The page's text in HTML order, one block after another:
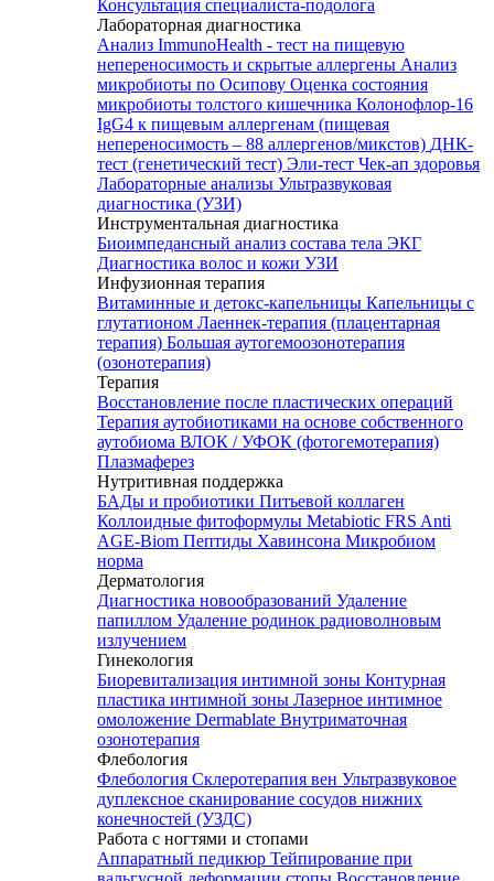
Консультация специалиста-подолога
Лабораторная диагностика
Анализ ImmunoHealth - тест на пищевую
непереносимость и скрытые аллергены Анализ
микробиоты по Осипову Оценка состояния
микробиоты толстого кишечника Колонофлор-16
IgG4 к пищевым аллергенам (пищевая
непереносимость – 88 аллергенов/микстов) ДНК-
тест (генетический тест) Эли-тест Чек-ап здоровья
Лабораторные анализы Ультразвуковая
диагностика (УЗИ)
Инструментальная диагностика
Биоимпедансный анализ состава тела ЭКГ
Диагностика волос и кожи УЗИ
Инфузионная терапия
Витаминные и детокс-капельницы Капельницы с
глутатионом Лаеннек-терапия (плацентарная
терапия) Большая аутогемоозонотерапия
(озонотерапия)
Терапия
Восстановление после пластических операций
Терапия аутобиотиками на основе собственного
аутобиома ВЛОК / УФОК (фотогемотерапия)
Плазмаферез
Нутритивная поддержка
БАДы и пробиотики Питьевой коллаген
Коллоидные фитоформулы Metabiotic FRS Anti
AGE-Biom Пептиды Хавинсона Микробиом
норма
Дерматология
Диагностика новообразований Удаление
папиллом Удаление родинок радиоволновым
излучением
Гинекология
Биоревитализация интимной зоны Контурная
пластика интимной зоны Лазерное интимное
омоложение Dermablate Внутриматочная
озонотерапия
Флебология
Флебология Склеротерапия вен Ультразвуковое
дуплексное сканирование сосудов нижних
конечностей (УЗДС)
Работа с ногтями и стопами
Аппаратный педикюр Тейпирование при